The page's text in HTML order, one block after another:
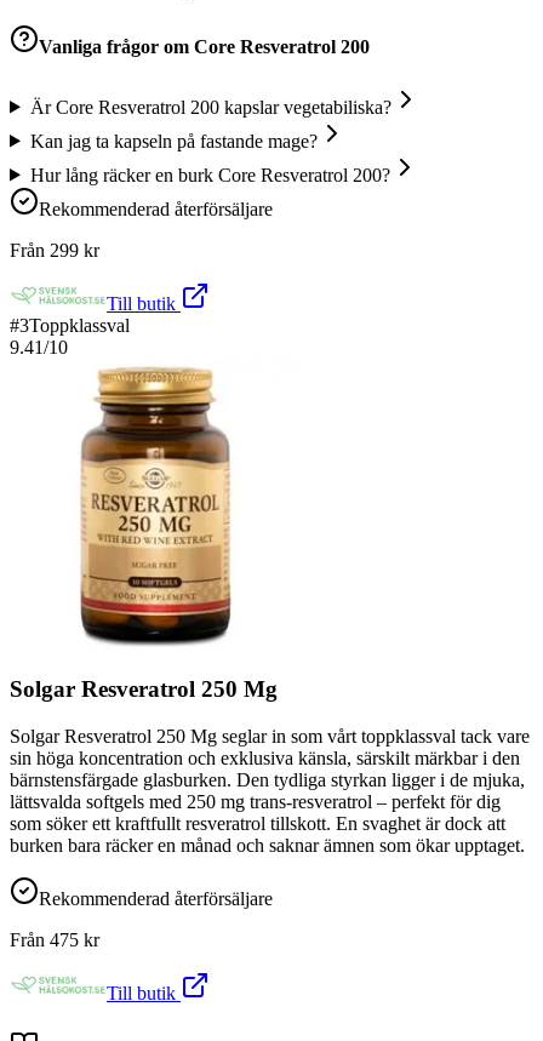
Vanliga frågor om Core Resveratrol 200
Är Core Resveratrol 200 kapslar vegetabiliska?
Kan jag ta kapseln på fastande mage?
Hur lång räcker en burk Core Resveratrol 200?
Rekommenderad återförsäljare
Från 299 kr
Till butik
#3Toppklassval
9.41/10
Solgar Resveratrol 250 Mg
Solgar Resveratrol 250 Mg seglar in som vårt toppklassval tack vare
sin höga koncentration och exklusiva känsla, särskilt märkbar i den
bärnstensfärgade glasburken. Den tydliga styrkan ligger i de mjuka,
lättsvalda softgels med 250 mg trans-resveratrol – perfekt för dig
som söker ett kraftfullt resveratrol tillskott. En svaghet är dock att
burken bara räcker en månad och saknar ämnen som ökar upptaget.
Rekommenderad återförsäljare
Från 475 kr
Till butik